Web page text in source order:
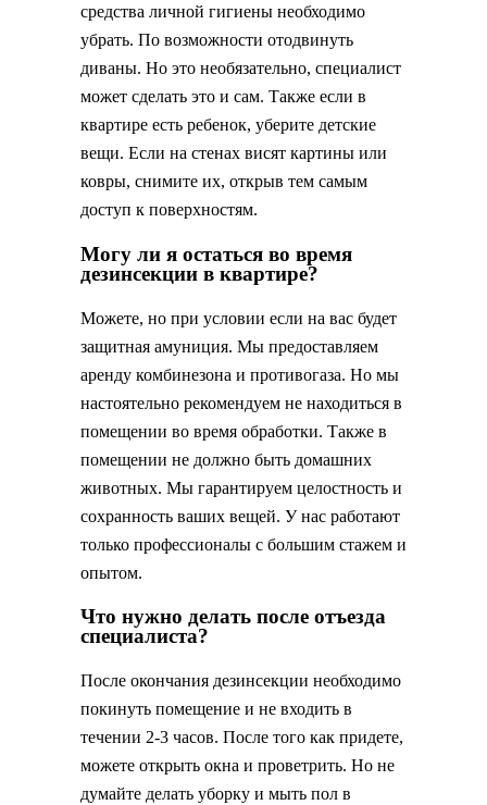
средства личной гигиены необходимо
убрать. По возможности отодвинуть
диваны. Но это необязательно, специалист
может сделать это и сам. Также если в
квартире есть ребенок, уберите детские
вещи. Если на стенах висят картины или
ковры, снимите их, открыв тем самым
доступ к поверхностям.
Могу ли я остаться во время
дезинсекции в квартире?
Можете, но при условии если на вас будет
защитная амуниция. Мы предоставляем
аренду комбинезона и противогаза. Но мы
настоятельно рекомендуем не находиться в
помещении во время обработки. Также в
помещении не должно быть домашних
животных. Мы гарантируем целостность и
сохранность ваших вещей. У нас работают
только профессионалы с большим стажем и
опытом.
Что нужно делать после отъезда
специалиста?
После окончания дезинсекции необходимо
покинуть помещение и не входить в
течении 2-3 часов. После того как придете,
можете открыть окна и проветрить. Но не
думайте делать уборку и мыть пол в